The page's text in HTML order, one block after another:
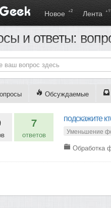
Новое +2 Лента +11
и ответы:
Обсуждаемые
7
ответов
подскажите
Уменьшение
Обработка